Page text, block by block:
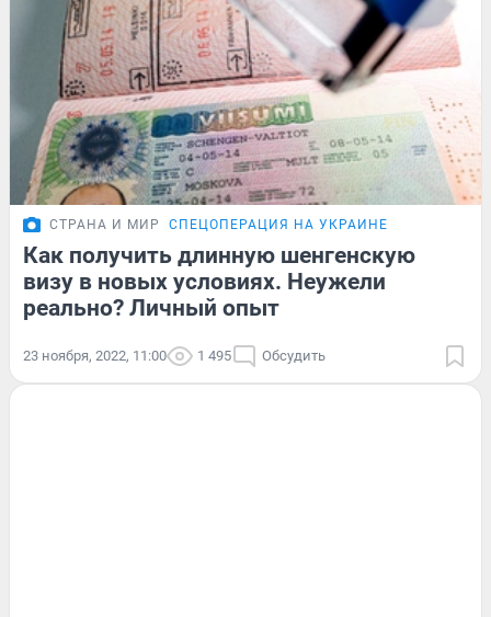
СТРАНА И МИР СПЕЦОПЕРАЦИЯ НА УКРАИНЕ
Как получить длинную шенгенскую
визу в новых условиях. Неужели
реально? Личный опыт
23 ноября, 2022, 11:00 1 495 Обсудить